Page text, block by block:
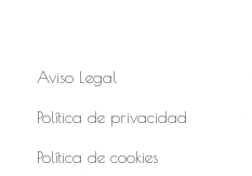
Aviso Legal
Política de privacidad
Política de cookies